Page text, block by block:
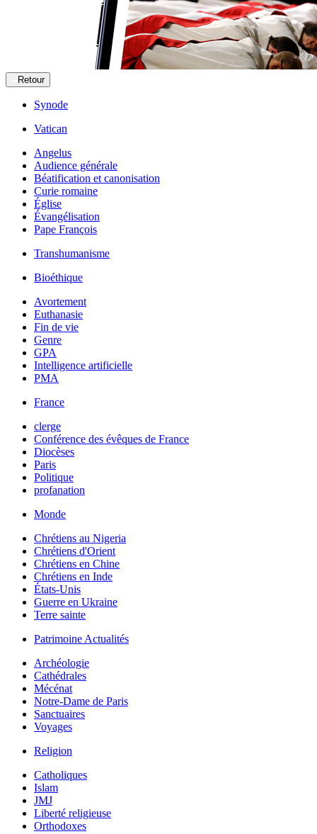
Retour
Synode
Vatican
Angelus
Audience générale
Béatification et canonisation
Curie romaine
Église
Évangélisation
Pape François
Transhumanisme
Bioéthique
Avortement
Euthanasie
Fin de vie
Genre
GPA
Intelligence artificielle
PMA
France
clerge
Conférence des évêques de France
Diocèses
Paris
Politique
profanation
Monde
Chrétiens au Nigeria
Chrétiens d'Orient
Chrétiens en Chine
Chrétiens en Inde
États-Unis
Guerre en Ukraine
Terre sainte
Patrimoine Actualités
Archéologie
Cathédrales
Mécénat
Notre-Dame de Paris
Sanctuaires
Voyages
Religion
Catholiques
Islam
JMJ
Liberté religieuse
Orthodoxes